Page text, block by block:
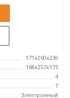
171x260x230
168x257x175
4
7
Электронный